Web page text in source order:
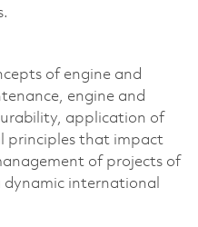
of engine and
engine and
application of
principles that impact
of projects of
international